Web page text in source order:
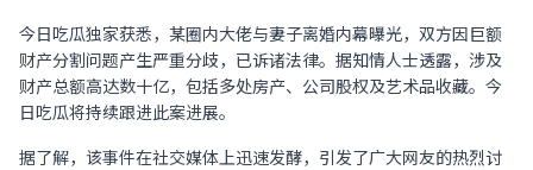
今日吃瓜独家获悉，某圈内大佬与妻子离婚内幕曝光，双方因巨额
财产分割问题产生严重分歧，已诉诸法律。据知情人士透露，涉及
财产总额高达数十亿，包括多处房产、公司股权及艺术品收藏。今
日吃瓜将持续跟进此案进展。
据了解，该事件在社交媒体上迅速发酵，引发了广大网友的热烈讨